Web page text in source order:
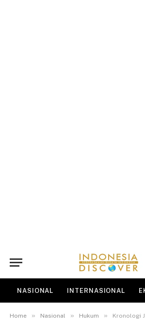
NASIONAL INTERNASIONAL
Home » Nasional » Hukum » Kronologi Jenazah Siswa SMP